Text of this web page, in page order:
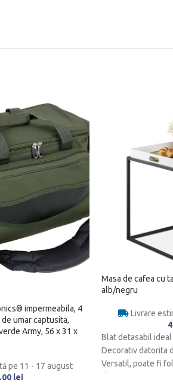
impermeabila, 4
umar captusita,
Army, 56 x 31 x
pe 11 - 17 august
lei
Masa de cafea cu
alb/negru
Livrare
Blat detasabil
Decorativ datorita
Versatil, poate fi